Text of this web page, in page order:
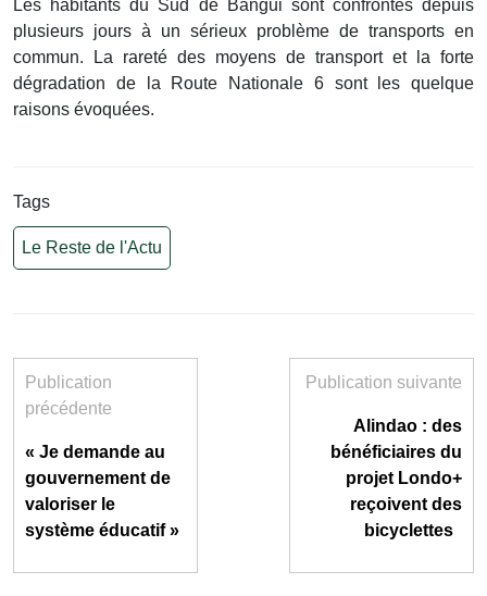
Les habitants du Sud de Bangui sont confrontés depuis
plusieurs jours à un sérieux problème de transports en
commun. La rareté des moyens de transport et la forte
dégradation de la Route Nationale 6 sont les quelque
raisons évoquées.
Tags
Le Reste de l'Actu
Publication
précédente
« Je demande au
gouvernement de
valoriser le
système éducatif »
Publication suivante
Alindao : des
bénéficiaires du
projet Londo+
reçoivent des
bicyclettes